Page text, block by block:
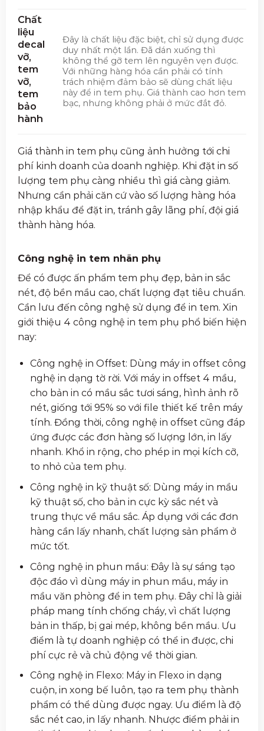
Chất
liệu
decal
vỡ,
tem
vỡ,
tem
bảo
hành
Đây là chất liệu đặc biệt, chỉ sử dụng được
duy nhất một lần. Đã dán xuống thì
không thể gỡ tem lên nguyên vẹn được.
Với những hàng hóa cần phải có tính
trách nhiệm đảm bảo sẽ dùng chất liệu
này để in tem phụ. Giá thành cao hơn tem
bạc, nhưng không phải ở mức đắt đỏ.
Giá thành in tem phụ cũng ảnh hưởng tới chi
phí kinh doanh của doanh nghiệp. Khi đặt in số
lượng tem phụ càng nhiều thì giá càng giảm.
Nhưng cần phải căn cứ vào số lượng hàng hóa
nhập khẩu để đặt in, tránh gây lãng phí, đội giá
thành hàng hóa.
Công nghệ in tem nhãn phụ
Để có được ấn phẩm tem phụ đẹp, bản in sắc
nét, độ bền mầu cao, chất lượng đạt tiêu chuẩn.
Cần lưu đến công nghệ sử dụng để in tem. Xin
giới thiệu 4 công nghệ in tem phụ phổ biến hiện
nay:
Công nghệ in Offset: Dùng máy in offset công
nghệ in dạng tờ rời. Với máy in offset 4 mầu,
cho bản in có mầu sắc tươi sáng, hình ảnh rõ
nét, giống tới 95% so với file thiết kế trên máy
tính. Đồng thời, công nghệ in offset cũng đáp
ứng được các đơn hàng số lượng lớn, in lấy
nhanh. Khổ in rộng, cho phép in mọi kích cỡ,
to nhỏ của tem phụ.
Công nghệ in kỹ thuật số: Dùng máy in mầu
kỹ thuật số, cho bản in cực kỳ sắc nét và
trung thực về mầu sắc. Áp dụng với các đơn
hàng cần lấy nhanh, chất lượng sản phẩm ở
mức tốt.
Công nghệ in phun mầu: Đây là sự sáng tạo
độc đáo vì dùng máy in phun mầu, máy in
mầu văn phòng để in tem phụ. Đây chỉ là giải
pháp mang tính chống cháy, vì chất lượng
bản in thấp, bị gai mép, không bền mầu. Ưu
điểm là tự doanh nghiệp có thể in được, chi
phí cực rẻ và chủ động về thời gian.
Công nghệ in Flexo: Máy in Flexo in dạng
cuộn, in xong bế luôn, tạo ra tem phụ thành
phẩm có thể dùng được ngay. Ưu điểm là độ
sắc nét cao, in lấy nhanh. Nhược điểm phải in